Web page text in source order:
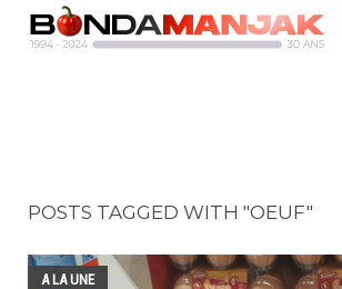
POSTS TAGGED WITH "OEUF"
A LA UNE